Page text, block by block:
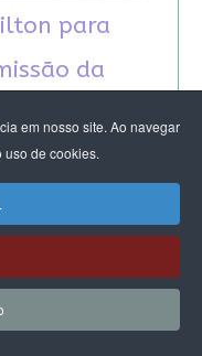
em nosso site. Ao navegar
uso de cookies.
para
da